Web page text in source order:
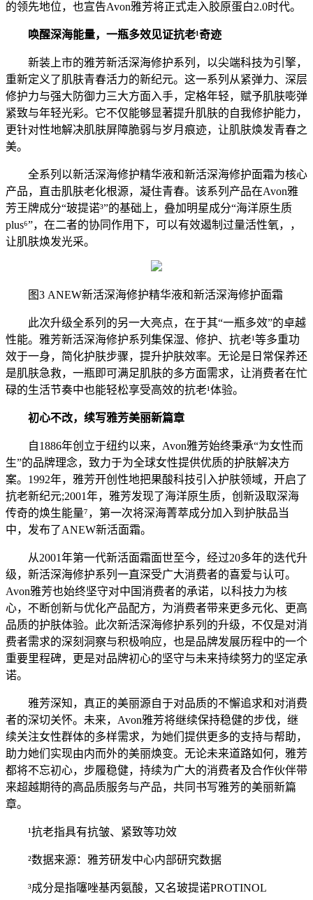
的领先地位，也宣告Avon雅芳将正式走入胶原蛋白2.0时代。
唤醒深海能量，一瓶多效见证抗老¹奇迹
新装上市的雅芳新活深海修护系列，以尖端科技为引擎，
重新定义了肌肤青春活力的新纪元。这一系列从紧弹力、深层
修护力与强大防御力三大方面入手，定格年轻，赋予肌肤嘭弹
紧致与年轻光彩。它不仅能够显著提升肌肤的自我修护能力，
更针对性地解决肌肤屏障脆弱与岁月痕迹，让肌肤焕发青春之
美。
全系列以新活深海修护精华液和新活深海修护面霜为核心
产品，直击肌肤老化根源，凝住青春。该系列产品在Avon雅
芳王牌成分“玻提诺³”的基础上，叠加明星成分“海洋原生质
plus⁶”，在二者的协同作用下，可以有效遏制过量活性氧，，
让肌肤焕发光采。
图3 ANEW新活深海修护精华液和新活深海修护面霜
此次升级全系列的另一大亮点，在于其“一瓶多效”的卓越
性能。雅芳新活深海修护系列集保湿、修护、抗老¹等多重功
效于一身，简化护肤步骤，提升护肤效率。无论是日常保养还
是肌肤急救，一瓶即可满足肌肤的多方面需求，让消费者在忙
碌的生活节奏中也能轻松享受高效的抗老¹体验。
初心不改，续写雅芳美丽新篇章
自1886年创立于纽约以来，Avon雅芳始终秉承“为女性而
生”的品牌理念，致力于为全球女性提供优质的护肤解决方
案。1992年，雅芳开创性地把果酸科技引入护肤领域，开启了
抗老新纪元;2001年，雅芳发现了海洋原生质，创新汲取深海
传奇的焕生能量⁷，第一次将深海菁萃成分加入到护肤品当
中，发布了ANEW新活面霜。
从2001年第一代新活面霜面世至今，经过20多年的迭代升
级，新活深海修护系列一直深受广大消费者的喜爱与认可。
Avon雅芳也始终坚守对中国消费者的承诺，以科技力为核
心，不断创新与优化产品配方，为消费者带来更多元化、更高
品质的护肤体验。此次新活深海修护系列的升级，不仅是对消
费者需求的深刻洞察与积极响应，也是品牌发展历程中的一个
重要里程碑，更是对品牌初心的坚守与未来持续努力的坚定承
诺。
雅芳深知，真正的美丽源自于对品质的不懈追求和对消费
者的深切关怀。未来，Avon雅芳将继续保持稳健的步伐，继
续关注女性群体的多样需求，为她们提供更多的支持与帮助，
助力她们实现由内而外的美丽焕变。无论未来道路如何，雅芳
都将不忘初心，步履稳健，持续为广大的消费者及合作伙伴带
来超越期待的高品质服务与产品，共同书写雅芳的美丽新篇
章。
¹抗老指具有抗皱、紧致等功效
²数据来源：雅芳研发中心内部研究数据
³成分是指噻唑基丙氨酸，又名玻提诺PROTINOL